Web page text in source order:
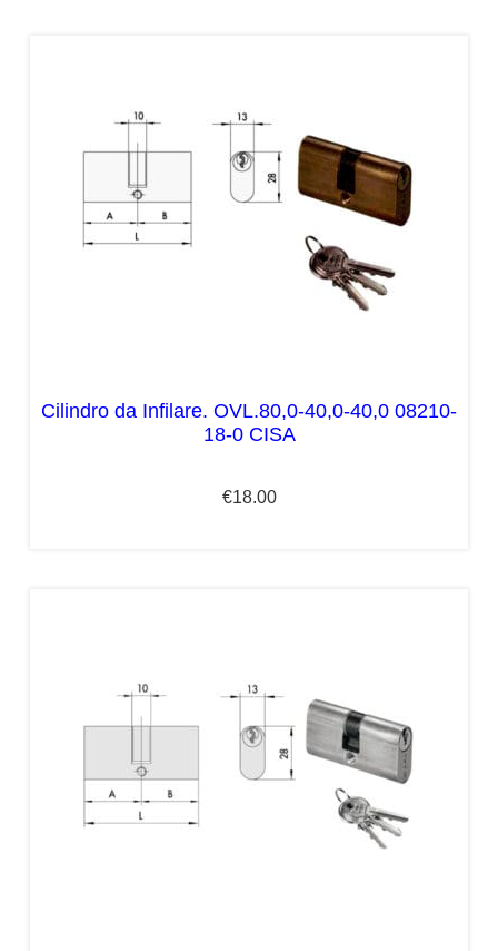
Cilindro da Infilare. OVL.80,0-40,0-40,0 08210-
18-0 CISA
€18.00